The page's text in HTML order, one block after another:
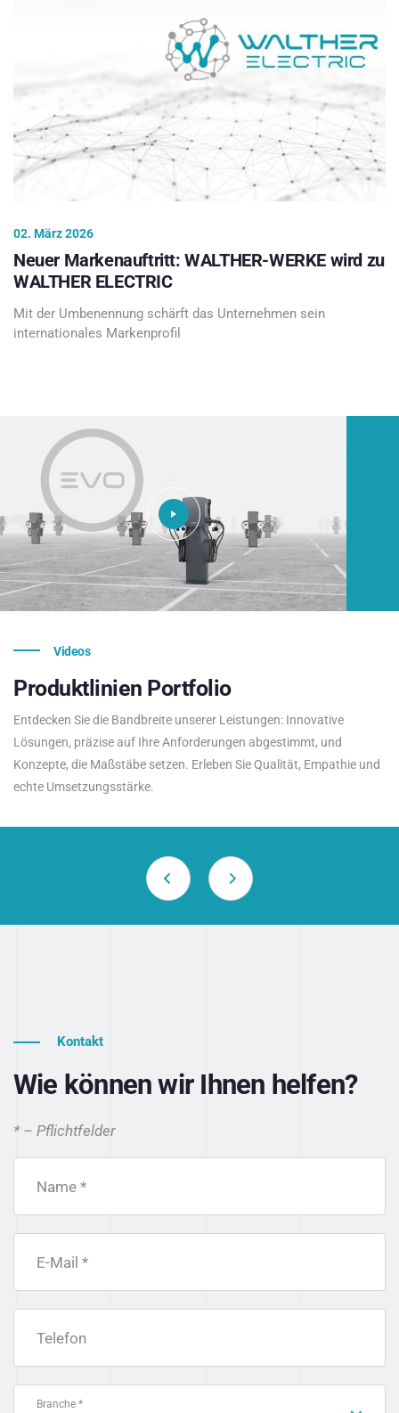
02. März 2026
Neuer Markenauftritt: WALTHER-WERKE wird zu
WALTHER ELECTRIC
Mit der Umbenennung schärft das Unternehmen sein
internationales Markenprofil
Videos
Produktlinien Portfolio
Entdecken Sie die Bandbreite unserer Leistungen: Innovative
Lösungen, präzise auf Ihre Anforderungen abgestimmt, und
Konzepte, die Maßstäbe setzen. Erleben Sie Qualität, Empathie und
echte Umsetzungsstärke.
Kontakt
Wie können wir Ihnen helfen?
* – Pflichtfelder
Name *
E-Mail *
Telefon
Branche *